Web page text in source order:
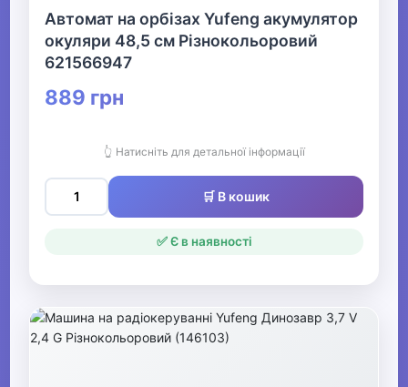
Автомат на орбізах Yufeng акумулятор
окуляри 48,5 см Різнокольоровий
621566947
889 грн
👆 Натисніть для детальної інформації
🛒 В кошик
✅ Є в наявності